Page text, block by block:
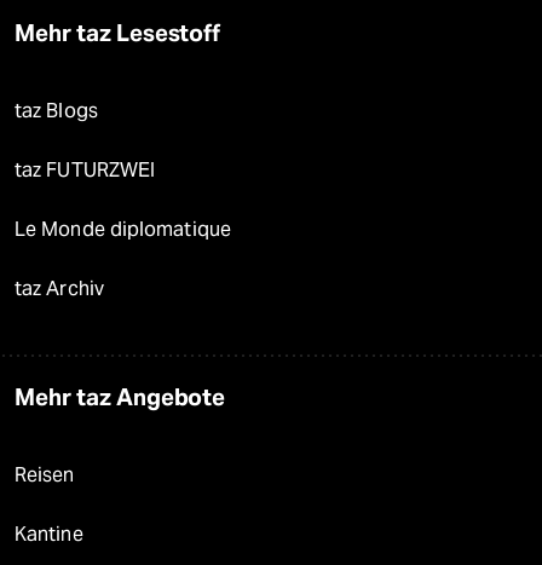
Mehr taz Lesestoff
taz Blogs
taz FUTURZWEI
Le Monde diplomatique
taz Archiv
Mehr taz Angebote
Reisen
Kantine